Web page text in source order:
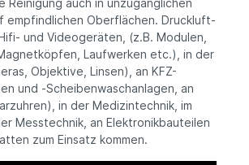
Reinigung auch in unzugänglichen
empfindlichen Oberflächen. Druckluft-
und Videogeräten, (z.B. Modulen,
Laufwerken etc.), in der
Objektive, Linsen), an KFZ-
und -Scheibenwaschanlagen, an
in der Medizintechnik, im
Messtechnik, an Elektronikbauteilen
zum Einsatz kommen.